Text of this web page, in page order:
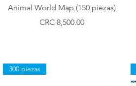
Vista rápida
Animal World Map (150 piezas)
Precio
CRC 8,500.00
300 piezas